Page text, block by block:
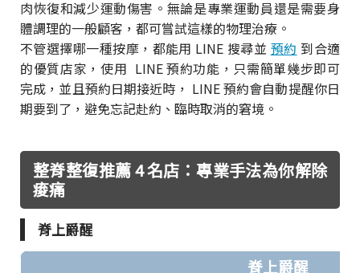
肉恢復和減少運動傷害。無論是專業運動員還是需要身
體調理的一般顧客，都可嘗試這樣的物理治療。
不管選擇哪一種按摩，都能用 LINE 搜尋並 預約 到合適
的優質店家，使用 LINE 預約功能，只需簡單幾步即可
完成，並且預約日期接近時， LINE 預約會自動提醒你日
期要到了，避免忘記赴約、臨時取消的窘境。
整脊整復推薦 4 名店：專業手法為你解除
痠痛
脊上爵醒
脊上爵醒